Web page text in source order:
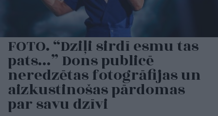
FOTO. “Dziļi sirdī esmu tas
pats…” Dons publicē
neredzētas fotogrāfijas un
aizkustinošas pārdomas
par savu dzīvi